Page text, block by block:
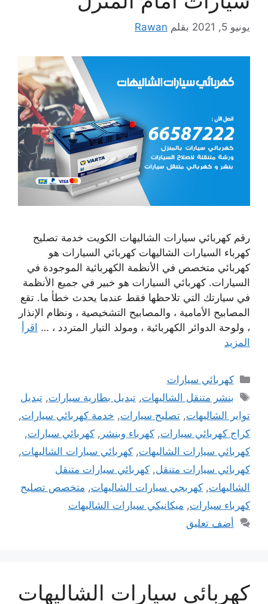
يونيو 5, 2021 بقلم Rawan
رقم كهربائي سيارات الشاليهات الكويت خدمة تصليح
كهرباء السيارات الشاليهات كهربائي السيارات هو
كهربائي متخصص في الأنظمة الكهربائية الموجودة في
السيارات. كهربائي السيارات هو خبير في جميع الأنظمة
في سيارتك التي تلاحظها فقط عندما يحدث خطأ ما. تقع
المصابيح الأمامية ، والمصابيح التشخيصية ، ونظام الإنذار
، ولوحة الدوائر الكهربائية ، ومولد التيار المتردد ، … اقرأ
المزيد
التصنيفات
كهربائي سيارات
الوسوم
بنشر متنقل الشاليهات,تبديل بطارية سيارات,تبديل
تواير الشاليهات, تصليح سيارات, خدمة كهربائي سيارات,
كراج كهربائي سيارات, كهرباء وبنشر , كهربائي سيارات,
كهربائي سيارات الشاليهات, كهربائي سيارات الشاليهات,
كهربائي سيارات متنقل, كهربائي سيارات متنقل
الشاليهات, كهربجي سيارات الشاليهات, متخصص تصليح
كهرباء سيارات, ميكانيكي سيارات الشاليهات
أضف تعليق
كهربائي سيارات الشاليهات